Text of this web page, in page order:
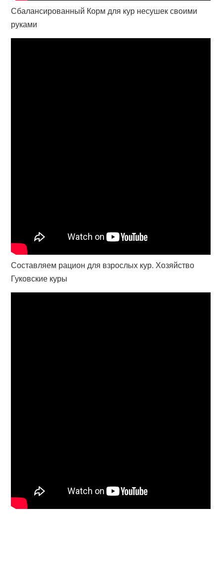
Сбалансированный Корм для кур несушек своими
руками
Составляем рацион для взрослых кур. Хозяйство
Гуковские куры